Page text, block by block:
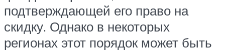
подтверждающей его право на
скидку. Однако в некоторых
регионах этот порядок может быть